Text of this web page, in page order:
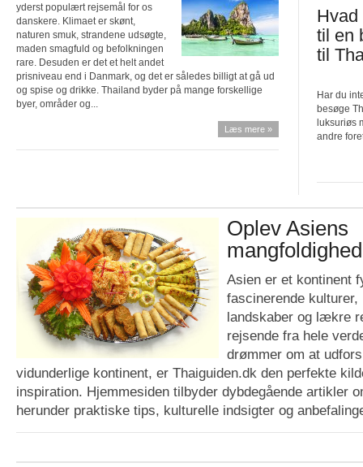
yderst populært rejsemål for os
danskere. Klimaet er skønt,
naturen smuk, strandene udsøgte,
maden smagfuld og befolkningen
rare. Desuden er det et helt andet
prisniveau end i Danmark, og det er således billigt at gå ud
og spise og drikke. Thailand byder på mange forskellige
byer, områder og...
Læs mere »
Hvad
til en
til
Har du
besøge
luksuriøs
andre
Oplev Asiens
mangfoldighed
Asien er et kontinent
fascinerende kulturer,
landskaber og lækre
rejsende fra hele
drømmer om at
vidunderlige kontinent, er Thaiguiden.dk den perfekte
inspiration. Hjemmesiden tilbyder dybdegående artikler
herunder praktiske tips, kulturelle indsigter og